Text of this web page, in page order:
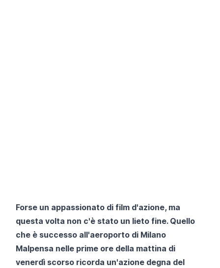
Forse un appassionato di film d'azione, ma
questa volta non c'è stato un lieto fine. Quello
che è successo all'aeroporto di Milano
Malpensa nelle prime ore della mattina di
venerdì scorso ricorda un'azione degna del